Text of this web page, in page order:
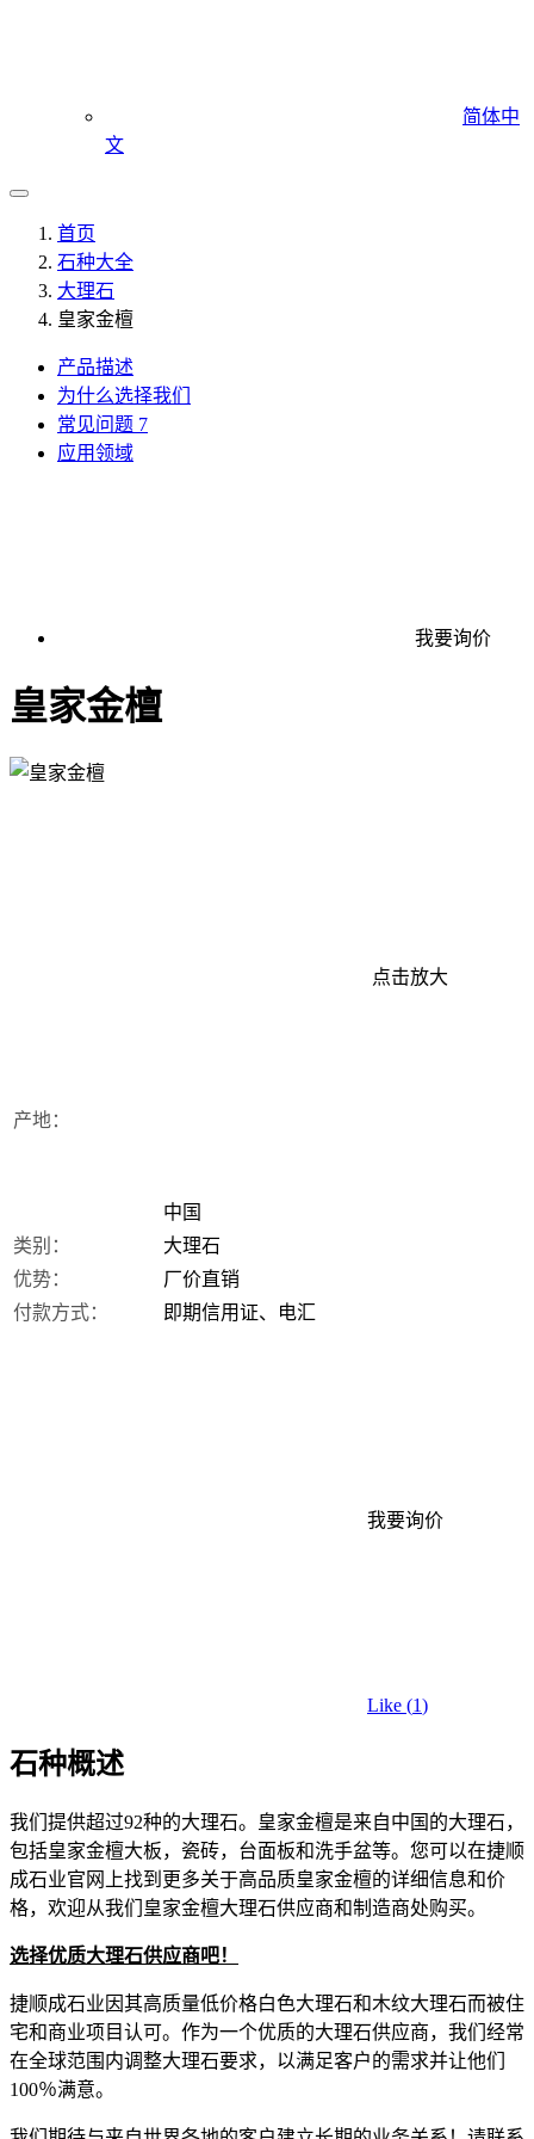
简体中
文
首页
石种大全
大理石
皇家金檀
产品描述
为什么选择我们
常见问题 7
应用领域
我要询价
皇家金檀
点击放大
产地：
中国
类别：
大理石
优势：
厂价直销
付款方式：
即期信用证、电汇
我要询价
Like (1)
石种概述
我们提供超过92种的大理石。皇家金檀是来自中国的大理石，
包括皇家金檀大板，瓷砖，台面板和洗手盆等。您可以在捷顺
成石业官网上找到更多关于高品质皇家金檀的详细信息和价
格，欢迎从我们皇家金檀大理石供应商和制造商处购买。
选择优质大理石供应商吧！
捷顺成石业因其高质量低价格白色大理石和木纹大理石而被住
宅和商业项目认可。作为一个优质的大理石供应商，我们经常
在全球范围内调整大理石要求，以满足客户的需求并让他们
100％满意。